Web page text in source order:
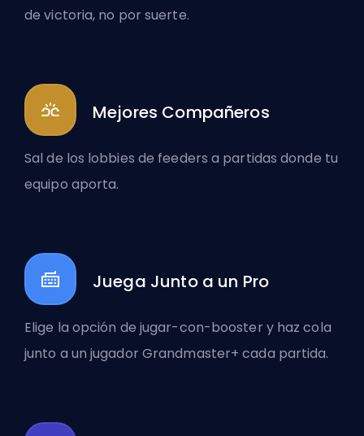
de victoria, no por suerte.
Mejores Compañeros
Sal de los lobbies de feeders a partidas donde tu
equipo aporta.
Juega Junto a un Pro
Elige la opción de jugar-con-booster y haz cola
junto a un jugador Grandmaster+ cada partida.